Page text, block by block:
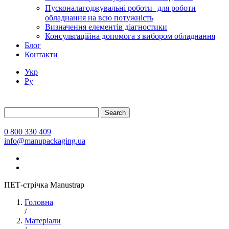
Пусконалагоджувальні роботи для роботи
обладнання на всю потужність
Визначення елементів діагностики
Консультаційна допомога з вибором обладнання
Блог
Контакти
Укр
Ру
Search
0 800 330 409
info@manupackaging.ua
ПЕТ-стрічка Manustrap
Головна
/
Матеріали